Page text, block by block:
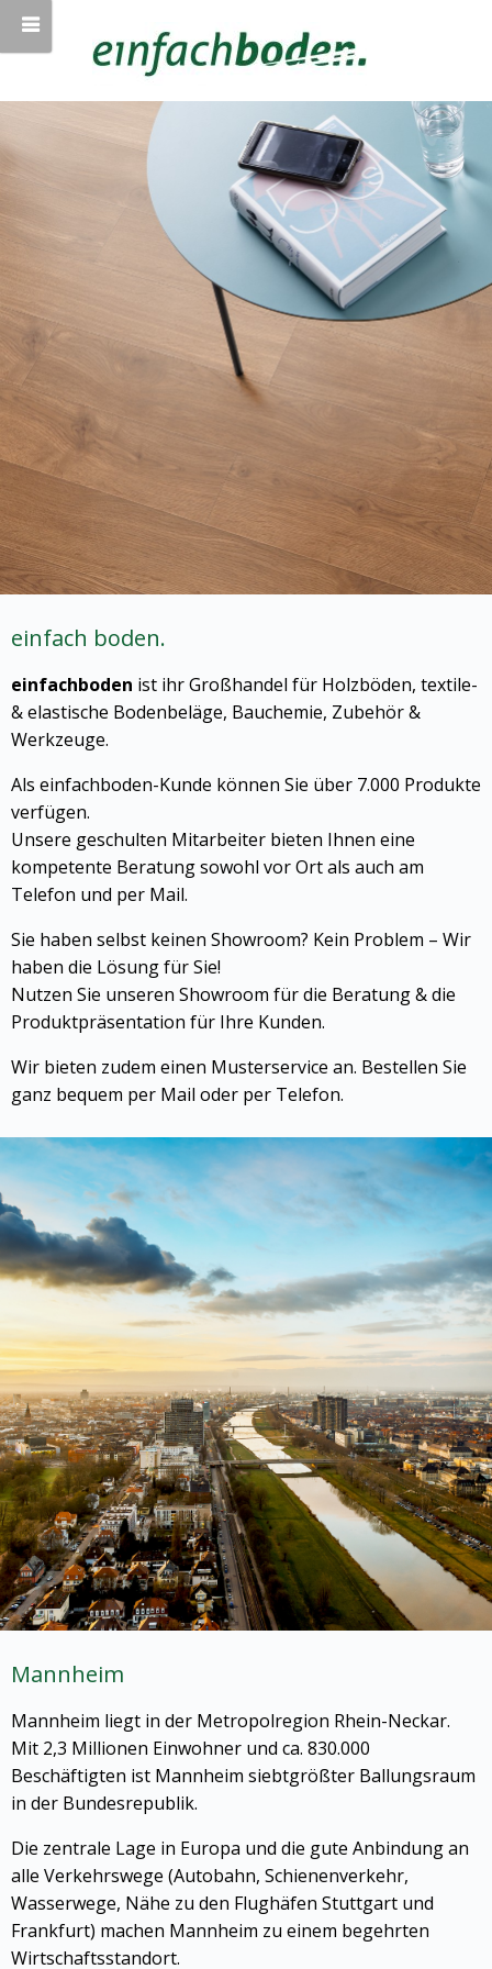
einfach boden.
einfachboden ist ihr Großhandel für Holzböden, textile-
& elastische Bodenbeläge, Bauchemie, Zubehör &
Werkzeuge.
Als einfachboden-Kunde können Sie über 7.000 Produkte
verfügen.
Unsere geschulten Mitarbeiter bieten Ihnen eine
kompetente Beratung sowohl vor Ort als auch am
Telefon und per Mail.
Sie haben selbst keinen Showroom? Kein Problem – Wir
haben die Lösung für Sie!
Nutzen Sie unseren Showroom für die Beratung & die
Produktpräsentation für Ihre Kunden.
Wir bieten zudem einen Musterservice an. Bestellen Sie
ganz bequem per Mail oder per Telefon.
Mannheim
Mannheim liegt in der Metropolregion Rhein-Neckar.
Mit 2,3 Millionen Einwohner und ca. 830.000
Beschäftigten ist Mannheim siebtgrößter Ballungsraum
in der Bundesrepublik.
Die zentrale Lage in Europa und die gute Anbindung an
alle Verkehrswege (Autobahn, Schienenverkehr,
Wasserwege, Nähe zu den Flughäfen Stuttgart und
Frankfurt) machen Mannheim zu einem begehrten
Wirtschaftsstandort.